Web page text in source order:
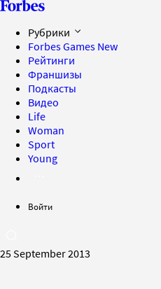
Рубрики
Forbes Games New
Рейтинги
Франшизы
Подкасты
Видео
Life
Woman
Sport
Young
Войти
25 September 2013